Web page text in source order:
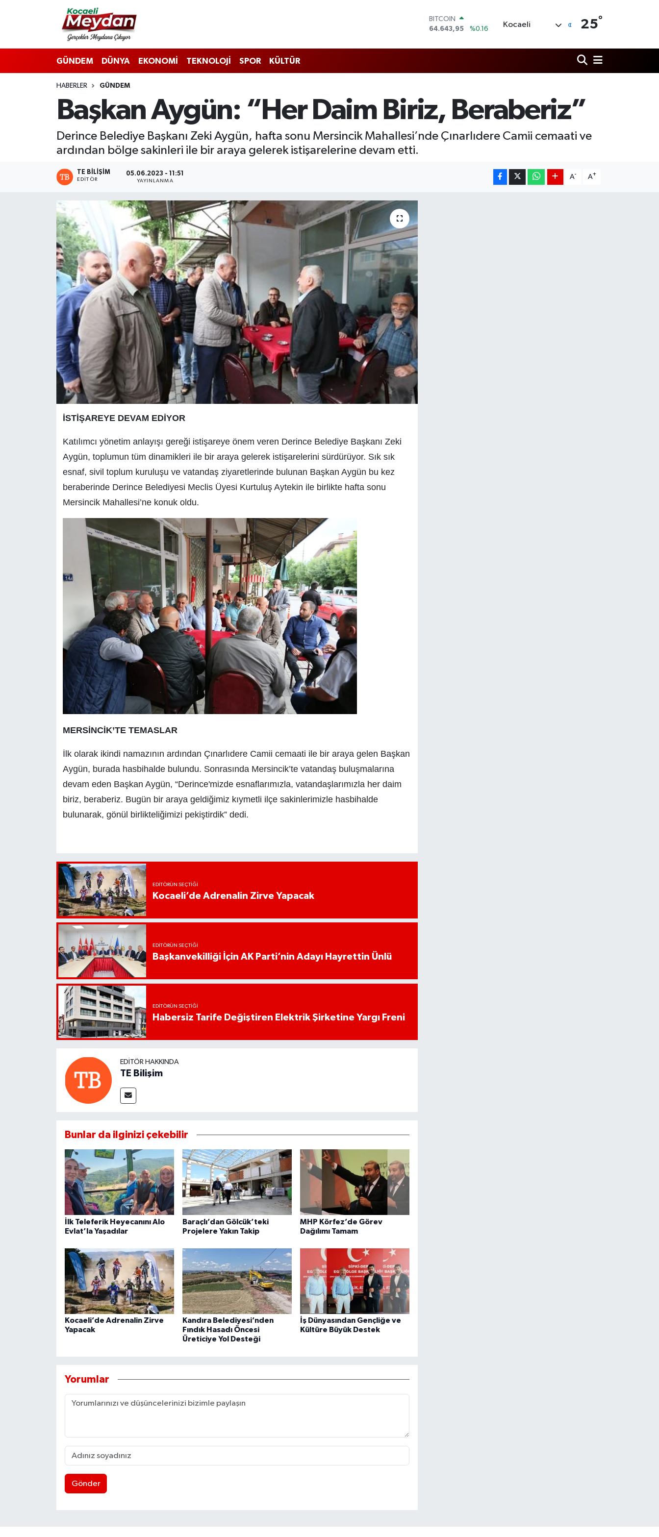
47,6006
64,2398
%0.2
13.799
%70
Kocaeli 25°
GÜNDEM DÜNYA EKONOMİ TEKNOLOJİ SPOR KÜLTÜR
HABERLER GÜNDEM
Başkan Aygün: “Her Daim Biriz, Beraberiz”
Derince Belediye Başkanı Zeki Aygün, hafta sonu Mersincik Mahallesi’nde Çınarlıdere Camii cemaati ve
ardından bölge sakinleri ile bir araya gelerek istişarelerine devam etti.
TE BILIŞIM
EDITÖR
05.06.2023 - 11:51
YAYINLANMA
A- A+
İSTİŞAREYE DEVAM EDİYOR
Katılımcı yönetim anlayışı gereği istişareye önem veren Derince Belediye Başkanı Zeki
Aygün, toplumun tüm dinamikleri ile bir araya gelerek istişarelerini sürdürüyor. Sık sık
esnaf, sivil toplum kuruluşu ve vatandaş ziyaretlerinde bulunan Başkan Aygün bu kez
beraberinde Derince Belediyesi Meclis Üyesi Kurtuluş Aytekin ile birlikte hafta sonu
Mersincik Mahallesi’ne konuk oldu.
MERSİNCİK’TE TEMASLAR
İlk olarak ikindi namazının ardından Çınarlıdere Camii cemaati ile bir araya gelen Başkan
Aygün, burada hasbihalde bulundu. Sonrasında Mersincik’te vatandaş buluşmalarına
devam eden Başkan Aygün, “Derince'mizde esnaflarımızla, vatandaşlarımızla her daim
biriz, beraberiz. Bugün bir araya geldiğimiz kıymetli ilçe sakinlerimizle hasbihalde
bulunarak, gönül birlikteliğimizi pekiştirdik” dedi.
EDITÖRÜN SEÇTIĞI
Kocaeli’de Adrenalin Zirve Yapacak
EDITÖRÜN SEÇTIĞI
Başkanvekilliği İçin AK Parti’nin Adayı Hayrettin Ünlü
EDITÖRÜN SEÇTIĞI
Habersiz Tarife Değiştiren Elektrik Şirketine Yargı Freni
EDITÖR HAKKINDA
TE Bilişim
Bunlar da ilginizi çekebilir
İlk Teleferik Heyecanını Alo
Evlat’la Yaşadılar
Baraçlı’dan Gölcük’teki
Projelere Yakın Takip
MHP Körfez’de Görev
Dağılımı Tamam
Kocaeli’de Adrenalin Zirve
Yapacak
Kandıra Belediyesi’nden
Fındık Hasadı Öncesi
Üreticiye Yol Desteği
İş Dünyasından Gençliğe ve
Kültüre Büyük Destek
Yorumlar
Gönder
Nöbetçi Eczaneler
Hava Durumu
Trafik Durumu
Süper Lig Puan Durumu ve Fikstür
Tüm Manşetler
Haber Arşivi